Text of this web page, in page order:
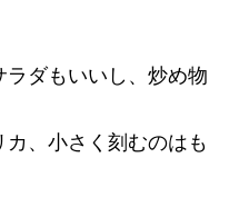
ダもいいし、炒め物
、小さく刻むのはも